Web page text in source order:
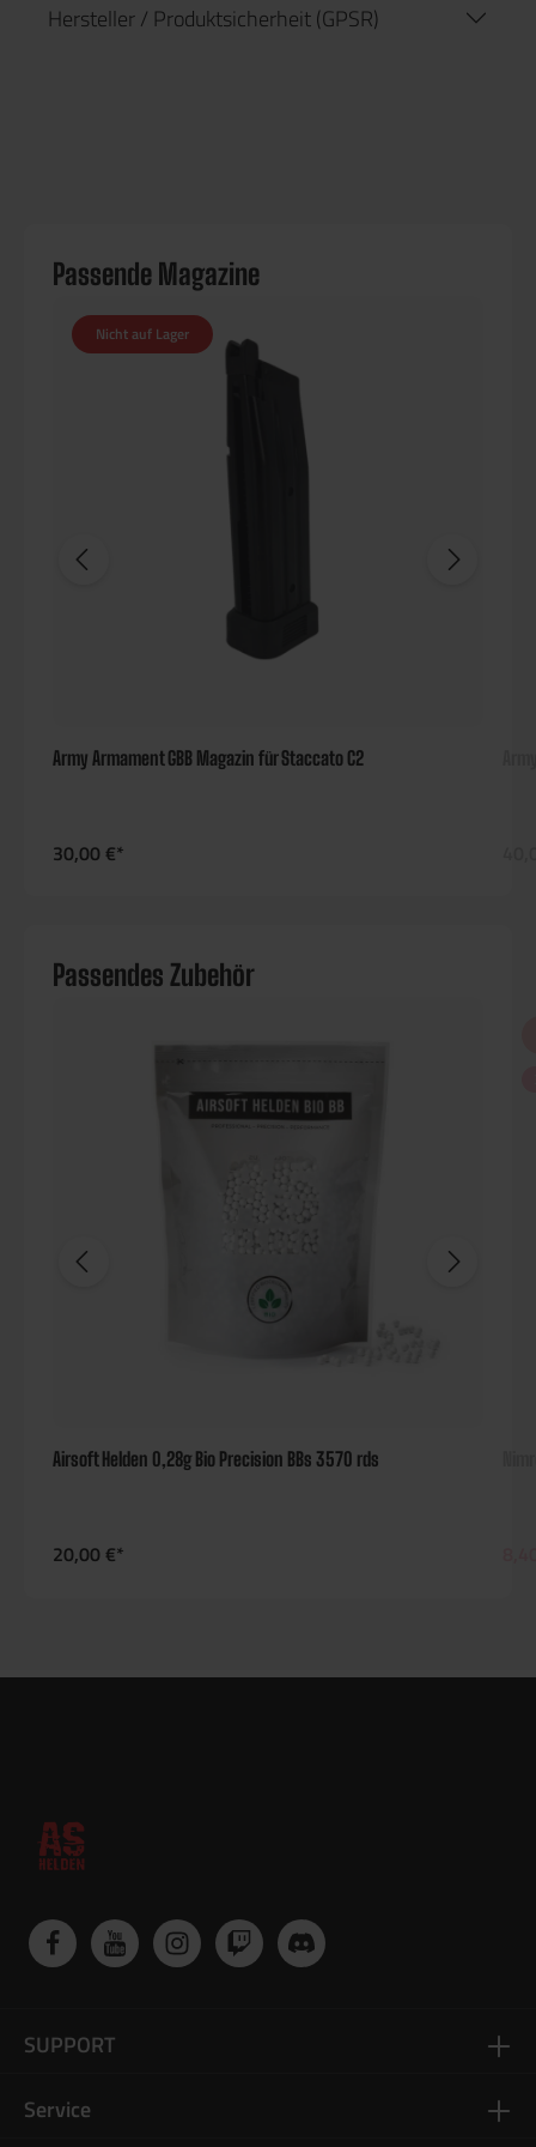
Hersteller / Produktsicherheit (GPSR)
Passende Magazine
Nicht auf Lager
Army Armament GBB Magazin für Staccato C2
30,00 €*
Passendes Zubehör
Airsoft Helden 0,28g Bio Precision BBs 3570 rds
20,00 €*
SUPPORT
Service